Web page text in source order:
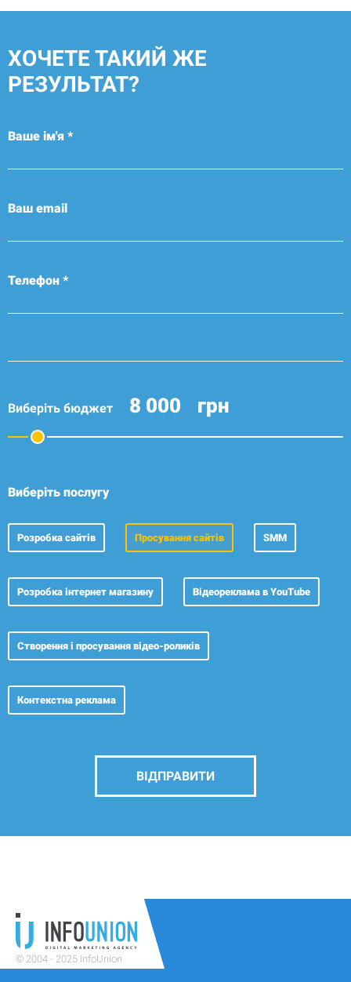
ХОЧЕТЕ ТАКИЙ ЖЕ
РЕЗУЛЬТАТ?
Ваше ім'я *
Ваш email
Телефон *
Виберіть бюджет грн
Виберіть послугу
Розробка сайтів Просування сайтів SMM
Розробка інтернет магазину Відеореклама в YouTube
Створення і просування відео-роликів
Контекстна реклама
ВІДПРАВИТИ
© 2004 - 2025 InfoUnion